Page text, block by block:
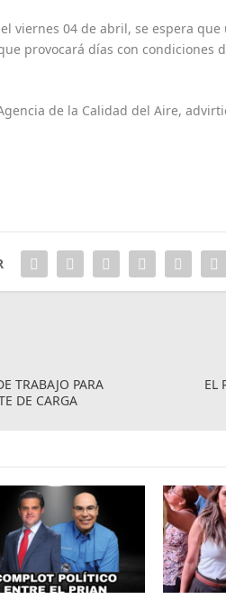
viernes 04 de abril, se espera
provocará días con condiciones
de la Calidad del Aire,
TRABAJO PARA
DE CARGA
EL